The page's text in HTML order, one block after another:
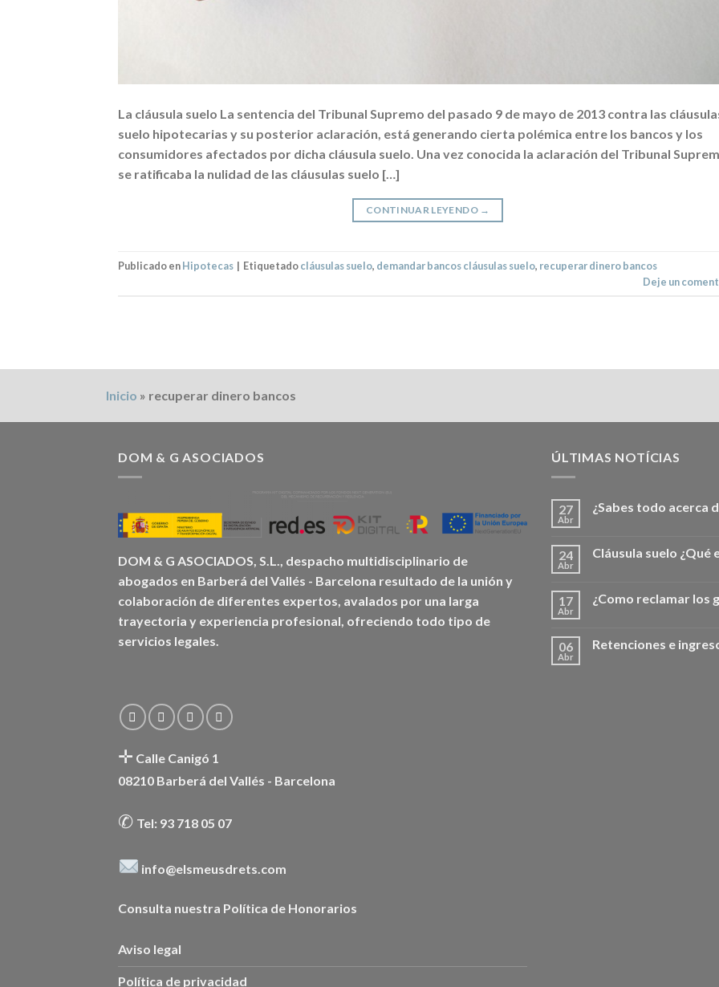
La cláusula suelo La sentencia del Tribunal Supremo del pasado 9 de mayo de 2013 contra las
suelo hipotecarias y su posterior aclaración, está generando cierta polémica entre los bancos y los
consumidores afectados por dicha cláusula suelo. Una vez conocida la aclaración del Tribunal
se ratificaba la nulidad de las cláusulas suelo […]
CONTINUAR LEYENDO →
Publicado enHipotecas | Etiquetadocláusulas suelo, demandar bancos cláusulas suelo, recuperar dinero bancos
Deje un
Inicio » recuperar dinero bancos
DOM & G ASOCIADOS
DOM & G ASOCIADOS, S.L., despacho multidisciplinario de
abogados en Barberá del Vallés - Barcelona resultado de la unión y
colaboración de diferentes expertos, avalados por una larga
trayectoria y experiencia profesional, ofreciendo todo tipo de
servicios legales.
✛ Calle Canigó 1
08210 Barberá del Vallés - Barcelona
✆ Tel: 93 718 05 07
info@elsmeusdrets.com
Consulta nuestra Política de Honorarios
Aviso legal
Política de privacidad
ÚLTIMAS NOTÍCIAS
27
Abr
¿Sabes todo acerca
24
Abr
Cláusula suelo ¿Qué
17
Abr
¿Como reclamar los
06
Abr
Retenciones e